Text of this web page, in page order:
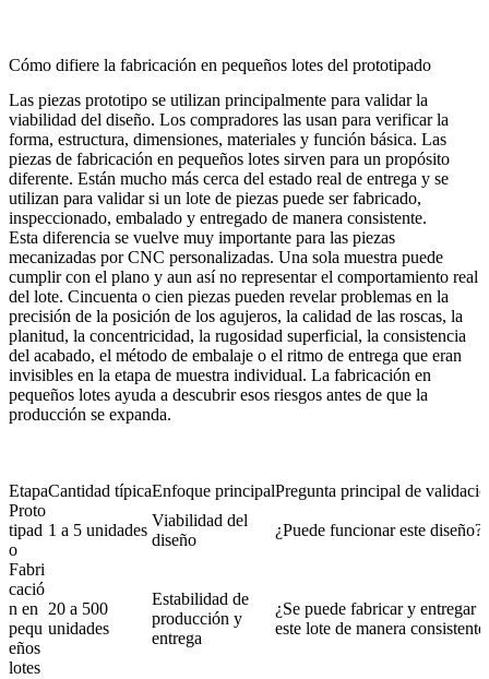
Cómo difiere la fabricación en pequeños lotes del prototipado
Las piezas prototipo se utilizan principalmente para validar la
viabilidad del diseño. Los compradores las usan para verificar la
forma, estructura, dimensiones, materiales y función básica. Las
piezas de fabricación en pequeños lotes sirven para un propósito
diferente. Están mucho más cerca del estado real de entrega y se
utilizan para validar si un lote de piezas puede ser fabricado,
inspeccionado, embalado y entregado de manera consistente.
Esta diferencia se vuelve muy importante para las piezas
mecanizadas por CNC personalizadas. Una sola muestra puede
cumplir con el plano y aun así no representar el comportamiento real
del lote. Cincuenta o cien piezas pueden revelar problemas en la
precisión de la posición de los agujeros, la calidad de las roscas, la
planitud, la concentricidad, la rugosidad superficial, la consistencia
del acabado, el método de embalaje o el ritmo de entrega que eran
invisibles en la etapa de muestra individual. La fabricación en
pequeños lotes ayuda a descubrir esos riesgos antes de que la
producción se expanda.
EtapaCantidad típicaEnfoque principalPregunta principal de
Proto
tipad
o
1 a 5 unidades
Viabilidad del
diseño
¿Puede funcionar este diseño?
Fabri
cació
n en
pequ
eños
lotes
20 a 500
unidades
Estabilidad de
producción y
entrega
¿Se puede fabricar y entregar
este lote de manera